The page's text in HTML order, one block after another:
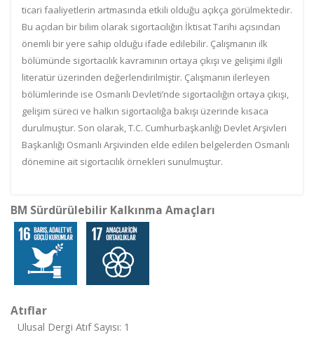
ticari faaliyetlerin artmasında etkili olduğu açıkça görülmektedir.
Bu açıdan bir bilim olarak sigortacılığın İktisat Tarihi açısından
önemli bir yere sahip olduğu ifade edilebilir. Çalışmanın ilk
bölümünde sigortacılık kavramının ortaya çıkışı ve gelişimi ilgili
literatür üzerinden değerlendirilmiştir. Çalışmanın ilerleyen
bölümlerinde ise Osmanlı Devleti’nde sigortacılığın ortaya çıkışı,
gelişim süreci ve halkın sigortacılığa bakışı üzerinde kısaca
durulmuştur. Son olarak, T.C. Cumhurbaşkanlığı Devlet Arşivleri
Başkanlığı Osmanlı Arşivinden elde edilen belgelerden Osmanlı
dönemine ait sigortacılık örnekleri sunulmuştur.
BM Sürdürülebilir Kalkınma Amaçları
Atıflar
Ulusal Dergi Atıf Sayısı: 1